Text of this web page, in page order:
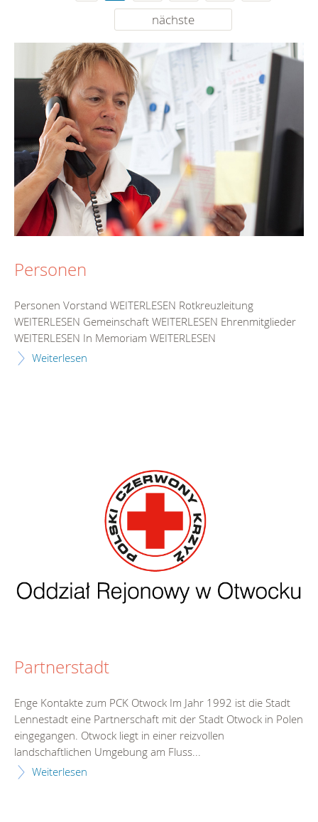
nächste
Personen
Personen Vorstand WEITERLESEN Rotkreuzleitung
WEITERLESEN Gemeinschaft WEITERLESEN Ehrenmitglieder
WEITERLESEN In Memoriam WEITERLESEN
Weiterlesen
Partnerstadt
Enge Kontakte zum PCK Otwock Im Jahr 1992 ist die Stadt
Lennestadt eine Partnerschaft mit der Stadt Otwock in Polen
eingegangen. Otwock liegt in einer reizvollen
landschaftlichen Umgebung am Fluss...
Weiterlesen